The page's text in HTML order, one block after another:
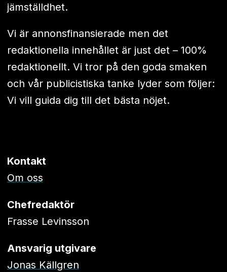
jämställdhet.
Vi är annonsfinansierade men det
redaktionella innehållet är just det – 100%
redaktionellt. Vi tror på den goda smaken
och vår publicistiska tanke lyder som följer:
Vi vill guida dig till det bästa nöjet.
Kontakt
Om oss
Chefredaktör
Frasse Levinsson
Ansvarig utgivare
Jonas Källgren